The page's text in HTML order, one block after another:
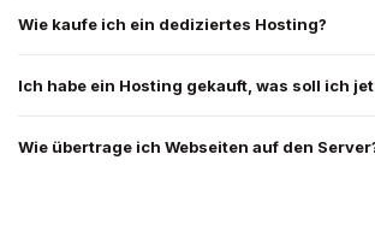
Wie kaufe ich ein dediziertes Hosting?
Ich habe ein Hosting gekauft, was soll ich
Wie übertrage ich Webseiten auf den